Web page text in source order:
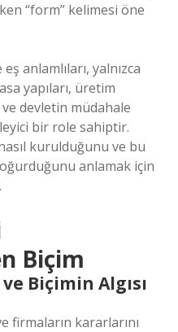
“form” kelimesi öne
anlamlıları, yalnızca
yapıları, üretim
devletin müdahale
bir role sahiptir.
kurulduğunu ve bu
anlamak için
Biçim
Biçimin Algısı
kararlarını